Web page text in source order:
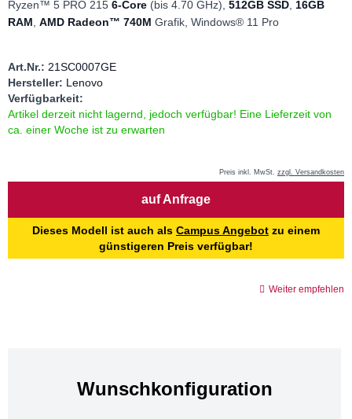
Ryzen™ 5 PRO 215 6-Core (bis 4.70 GHz), 512GB SSD 16GB
RAM AMD Radeon™ 740M Grafik, Windows® 11 Pro
Art.Nr.: 21SC0007GE
Hersteller: Lenovo
Verfügbarkeit:
Artikel derzeit nicht lagernd, jedoch verfügbar! Eine Lieferzeit von
ca. einer Woche ist zu erwarten
Preis inkl. MwSt. zzgl. Versandkosten
auf Anfrage
Dieses Modell ist auch als Campus Angebot zu einem
günstigeren Preis verfügbar!
Weiter empfehlen
Wunschkonfiguration